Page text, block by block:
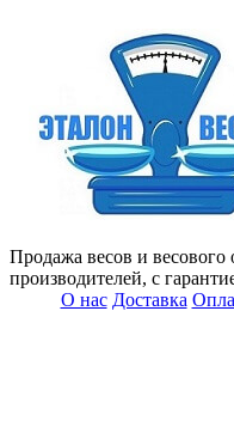
Продажа весов и
производителей, с
О нас Доставка